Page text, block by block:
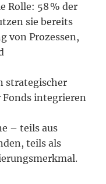
Rolle: 58 % der
sie bereits
von Prozessen,
strategischer
Fonds integrieren
– teils aus
teils als